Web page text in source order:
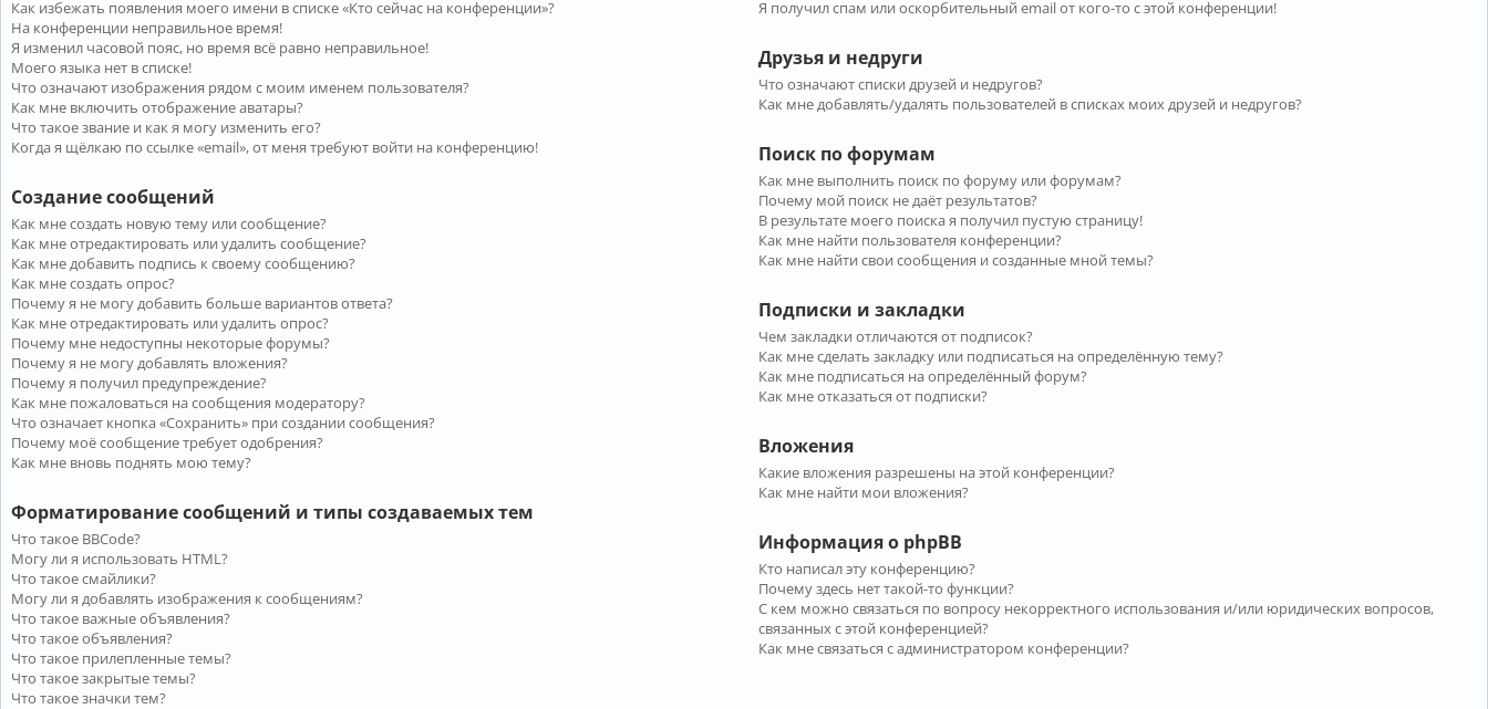
Как избежать появления моего имени в списке «Кто сейчас на конференции»?
На конференции неправильное время!
Я изменил часовой пояс, но время всё равно неправильное!
Моего языка нет в списке!
Что означают изображения рядом с моим именем пользователя?
Как мне включить отображение аватары?
Что такое звание и как я могу изменить его?
Когда я щёлкаю по ссылке «email», от меня требуют войти на конференцию!
Создание сообщений
Как мне создать новую тему или сообщение?
Как мне отредактировать или удалить сообщение?
Как мне добавить подпись к своему сообщению?
Как мне создать опрос?
Почему я не могу добавить больше вариантов ответа?
Как мне отредактировать или удалить опрос?
Почему мне недоступны некоторые форумы?
Почему я не могу добавлять вложения?
Почему я получил предупреждение?
Как мне пожаловаться на сообщения модератору?
Что означает кнопка «Сохранить» при создании сообщения?
Почему моё сообщение требует одобрения?
Как мне вновь поднять мою тему?
Форматирование сообщений и типы создаваемых тем
Что такое BBCode?
Могу ли я использовать HTML?
Что такое смайлики?
Могу ли я добавлять изображения к сообщениям?
Что такое важные объявления?
Что такое объявления?
Что такое прилепленные темы?
Что такое закрытые темы?
Что такое значки тем?
Я получил спам или оскорбительный email от кого-то с этой конференции!
Друзья и недруги
Что означают списки друзей и недругов?
Как мне добавлять/удалять пользователей в списках моих друзей и недругов?
Поиск по форумам
Как мне выполнить поиск по форуму или форумам?
Почему мой поиск не даёт результатов?
В результате моего поиска я получил пустую страницу!
Как мне найти пользователя конференции?
Как мне найти свои сообщения и созданные мной темы?
Подписки и закладки
Чем закладки отличаются от подписок?
Как мне сделать закладку или подписаться на определённую тему?
Как мне подписаться на определённый форум?
Как мне отказаться от подписки?
Вложения
Какие вложения разрешены на этой конференции?
Как мне найти мои вложения?
Информация о phpBB
Кто написал эту конференцию?
Почему здесь нет такой-то функции?
С кем можно связаться по вопросу некорректного использования и/или юридических вопросов,
связанных с этой конференцией?
Как мне связаться с администратором конференции?